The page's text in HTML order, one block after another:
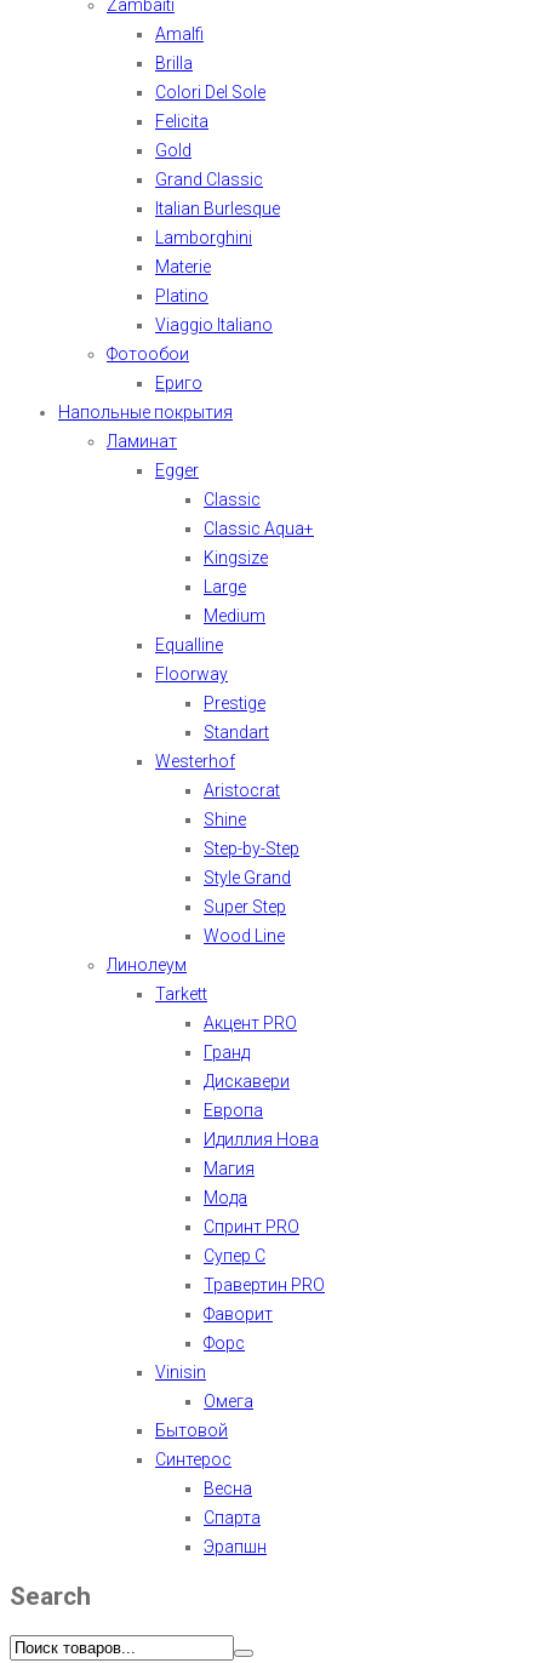
Zambaiti
Amalfi
Brilla
Colori Del Sole
Felicita
Gold
Grand Classic
Italian Burlesque
Lamborghini
Materie
Platino
Viaggio Italiano
Фотообои
Ериго
Напольные покрытия
Ламинат
Egger
Classic
Classic Aqua+
Kingsize
Large
Medium
Equalline
Floorway
Prestige
Standart
Westerhof
Aristocrat
Shine
Step-by-Step
Style Grand
Super Step
Wood Line
Линолеум
Tarkett
Акцент PRO
Гранд
Дискавери
Европа
Идиллия Нова
Магия
Мода
Спринт PRO
Супер С
Травертин PRO
Фаворит
Форс
Vinisin
Омега
Бытовой
Синтерос
Весна
Спарта
Эрапшн
Search